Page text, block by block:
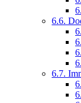
6.6.
6.7.